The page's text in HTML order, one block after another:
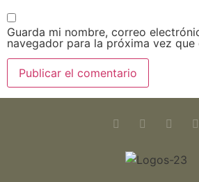
Guarda mi nombre, correo
navegador para la próxima vez que